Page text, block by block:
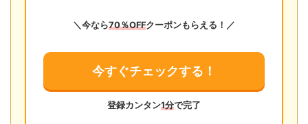
＼今なら70％OFFクーポンもらえる！／
今すぐチェックする！
登録カンタン1分で完了